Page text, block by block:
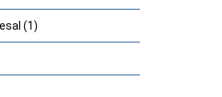
(1)